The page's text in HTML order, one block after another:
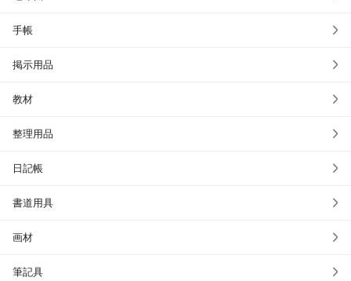
手帳
掲示用品
教材
整理用品
日記帳
書道用具
画材
筆記具